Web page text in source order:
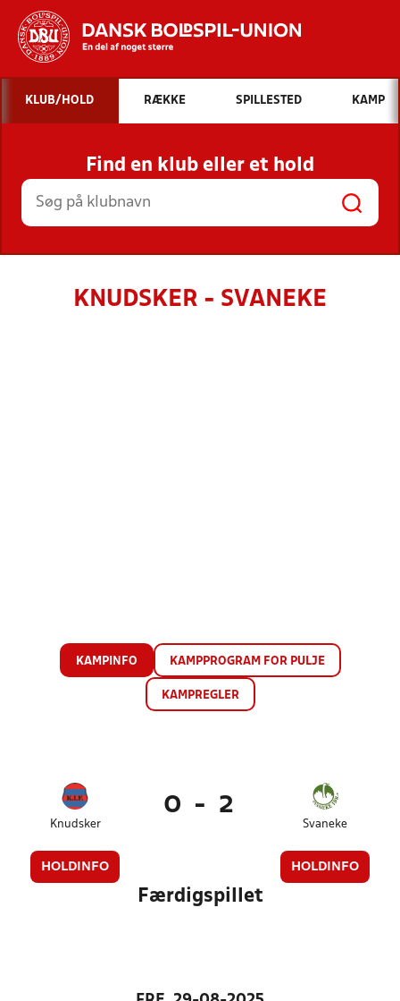
Hvad vil du søge efter?
INDHOLD OG NYHEDER
STILLINGER, RESULTATER, KLUBBER OG
HOLD
KLUB/HOLD RÆKKE SPILLESTED KAMP
Find en klub eller et hold
KNUDSKER - SVANEKE
KAMPINFO KAMPPROGRAM FOR PULJE
KAMPREGLER
Knudsker
HOLDINFO
0 - 2
Svaneke
HOLDINFO
Færdigspillet